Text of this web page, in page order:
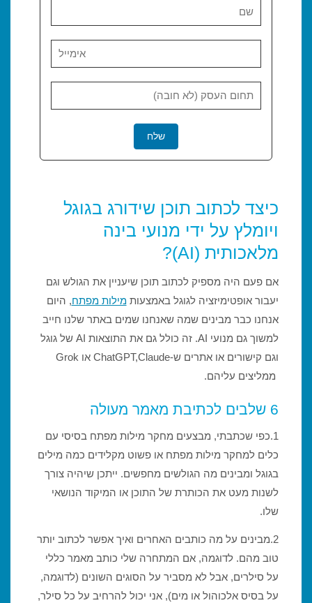
כיצד לכתוב תוכן שידורג בגוגל
ויומלץ על ידי מנועי בינה
מלאכותית (AI)?
אם פעם היה מספיק לכתוב תוכן שיעניין את הגולש וגם
יעבור אופטימיזציה לגוגל באמצעותמילות מפתח, היום
אנחנו כבר מבינים שמה שאנחנו שמים באתר שלנו חייב
למשוך גם מנועי AI. זה כולל גם את התוצאות AI של גוגל
וגם קישורים או אתרים ש-ChatGPT,Claude או Grok
ממליצים עליהם.
6 שלבים לכתיבת מאמר מעולה
1.כפי שכתבתי, מבצעים מחקר מילות מפתח בסיסי עם
כלים למחקר מילות מפתח או פשוט מקלידים כמה מילים
בגוגל ומבינים מה הגולשים מחפשים. ייתכן שיהיה צורך
לשנות מעט את הכותרת של התוכן או המיקוד הנושאי
שלו.
2.מבינים על מה כותבים האחרים ואיך אפשר לכתוב יותר
טוב מהם. לדוגמה, אם המתחרה שלי כותב מאמר כללי
על סילרים, אבל לא מסביר על הסוגים השונים (לדוגמה,
על בסיס אלכוהול או מים), אני יכול להרחיב על כל סילר,